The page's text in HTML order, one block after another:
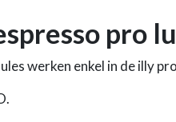
pro
werken enkel in de illy